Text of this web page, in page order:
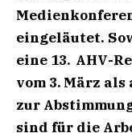
eingeläutet.
eine 13. AHV-
vom 3. März als
zur
sind für die